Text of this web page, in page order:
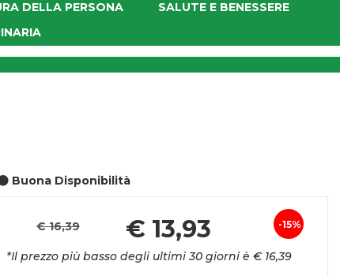
DELLA PERSONA
SALUTE E BENESSERE
Buona Disponibilità
Sconto
15%
€ 16,39 € 13,93
*Il prezzo più basso degli ultimi 30 giorni è € 16,39